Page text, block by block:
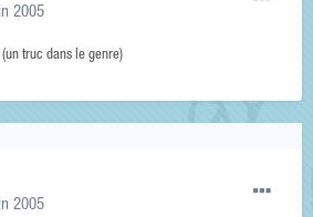
2005
truc dans le genre)
2005